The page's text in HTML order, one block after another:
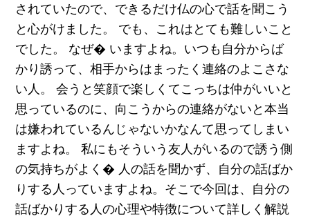
されていたので、できるだけ仏の心で話を聞こう
と心がけました。 でも、これはとても難しいこと
でした。 なぜ� いますよね。いつも自分からば
かり誘って、相手からはまったく連絡のよこさな
い人。 会うと笑顔で楽しくてこっちは仲がいいと
思っているのに、向こうからの連絡がないと本当
は嫌われているんじゃないかなんて思ってしまい
ますよね。 私にもそういう友人がいるので誘う側
の気持ちがよく� 人の話を聞かず、自分の話ばか
りする人っていますよね。そこで今回は、自分の
話ばかりする人の心理や特徴について詳しく解説